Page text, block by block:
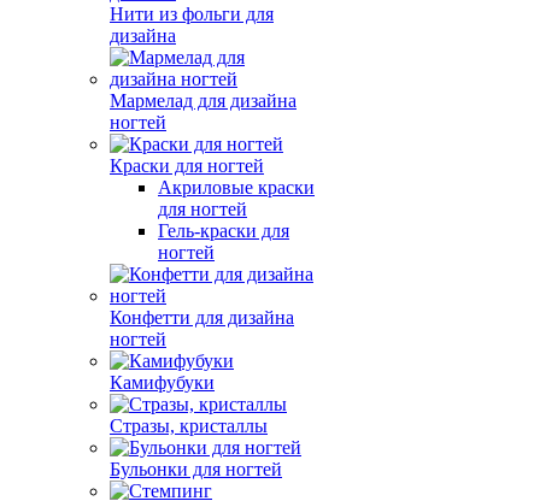
Нити из фольги для
дизайна
Мармелад для дизайна
ногтей
Краски для ногтей
Акриловые краски
для ногтей
Гель-краски для
ногтей
Конфетти для дизайна
ногтей
Камифубуки
Стразы, кристаллы
Бульонки для ногтей